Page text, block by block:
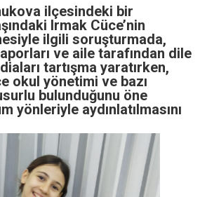
ilçesindeki bir
Irmak Cüce’nin
ilgili soruşturmada,
ve aile tarafından dile
tartışma yaratırken,
okul yönetimi ve bazı
bulunduğunu öne
yönleriyle aydınlatılmasını